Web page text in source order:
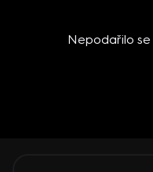
Nepodařilo